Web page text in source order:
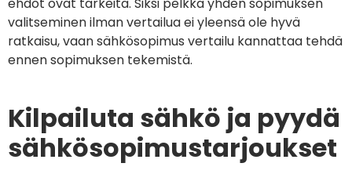
ehdot ovat tärkeitä. Siksi pelkkä yhden sopimuksen
valitseminen ilman vertailua ei yleensä ole hyvä
ratkaisu, vaan sähkösopimus vertailu kannattaa tehdä
ennen sopimuksen tekemistä.
Kilpailuta sähkö ja pyydä
sähkösopimustarjoukset